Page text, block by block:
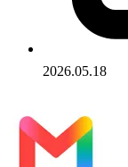
2026.05.18